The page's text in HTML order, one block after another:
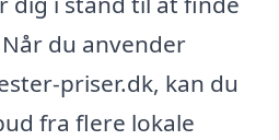
du anvender
priser.dk, kan du
fra flere lokale